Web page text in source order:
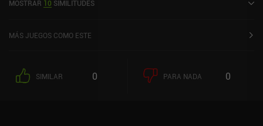
Store de iOS.
MOSTRAR 10 SIMILITUDES
MÁS JUEGOS COMO ESTE
SIMILAR 0 PARA NADA 0